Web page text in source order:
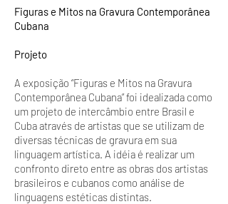
Figuras e Mitos na Gravura Contemporânea
Cubana
Projeto
A exposição “Figuras e Mitos na Gravura
Contemporânea Cubana” foi idealizada como
um projeto de intercâmbio entre Brasil e
Cuba através de artistas que se utilizam de
diversas técnicas de gravura em sua
linguagem artística. A idéia é realizar um
confronto direto entre as obras dos artistas
brasileiros e cubanos como análise de
linguagens estéticas distintas.